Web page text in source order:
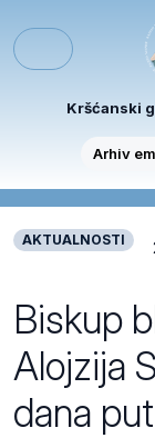
Menu
Kršćanski
Arhiv
AKTUALNOSTI
Biskup
Alojzija
dana